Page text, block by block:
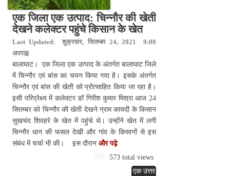
एक जिला एक उत्पाद: चिन्नौर की खेती
देखने कलेक्टर पहुंचे किसान के खेत
Last Updated: शुक्रवार, सितम्बर 24, 2021 9:00
अपराह्न
बालाघाट। एक जिला एक उत्पाद के अंतर्गत बालाघाट जिले
में चिन्नौर एवं बांस का चयन किया गया है। इसके अंतर्गत
चिन्नौर एवं बांस की खेती को प्रोत्साहित किया जा रहा है।
इसी परिप्रेक्ष्य में कलेक्टर डॉ गिरीश कुमार मिश्रा आज 24
सितम्बर को चिन्नौर की खेती देखने ग्राम कायदी के किसान
सुखचंद शिवहरे के खेत में पहुंचे थे। उन्होंने खेत में लगी
चिन्नौर धान की फसल देखी और गांव के किसानों से इस
संबंध में चर्चा भी की। इस दौरान और पढ़े
573 total views
एक उत्तर